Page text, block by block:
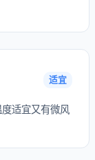
适宜
适宜又有微风